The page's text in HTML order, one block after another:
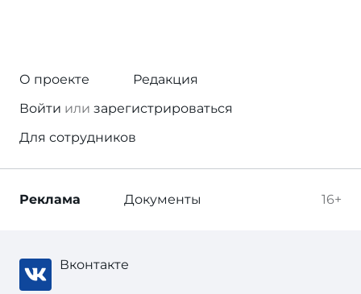
О проекте
Редакция
Войти или зарегистрироваться
Для сотрудников
16+
Реклама Документы
Вконтакте